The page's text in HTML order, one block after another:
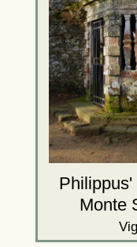
Philippus'
Monte